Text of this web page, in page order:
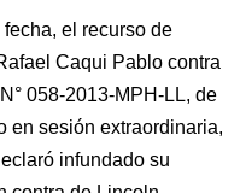
el recurso de
Caqui Pablo contra
058-2013-MPH-LL, de
en sesión extraordinaria,
infundado su